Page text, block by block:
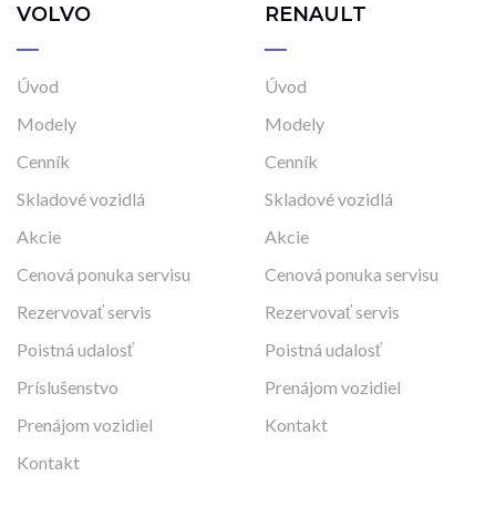
VOLVO
Úvod
Modely
Cenník
Skladové vozidlá
Akcie
Cenová ponuka servisu
Rezervovať servis
Poistná udalosť
Príslušenstvo
Prenájom vozidiel
Kontakt
RENAULT
Úvod
Modely
Cenník
Skladové vozidlá
Akcie
Cenová ponuka servisu
Rezervovať servis
Poistná udalosť
Prenájom vozidiel
Kontakt